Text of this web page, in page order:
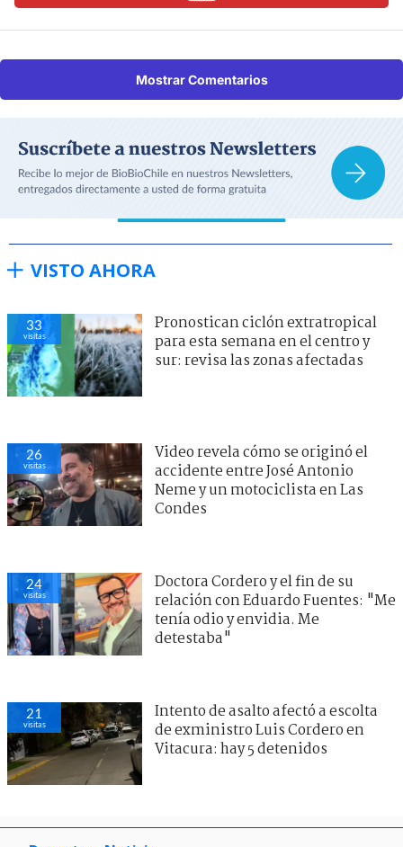
Mostrar Comentarios
VISTO AHORA
33
visitas
Pronostican ciclón extratropical
para esta semana en el centro y
sur: revisa las zonas afectadas
26
visitas
Video revela cómo se originó el
accidente entre José Antonio
Neme y un motociclista en Las
Condes
24
visitas
Doctora Cordero y el fin de su
relación con Eduardo Fuentes: "Me
tenía odio y envidia. Me
detestaba"
21
visitas
Intento de asalto afectó a escolta
de exministro Luis Cordero en
Vitacura: hay 5 detenidos